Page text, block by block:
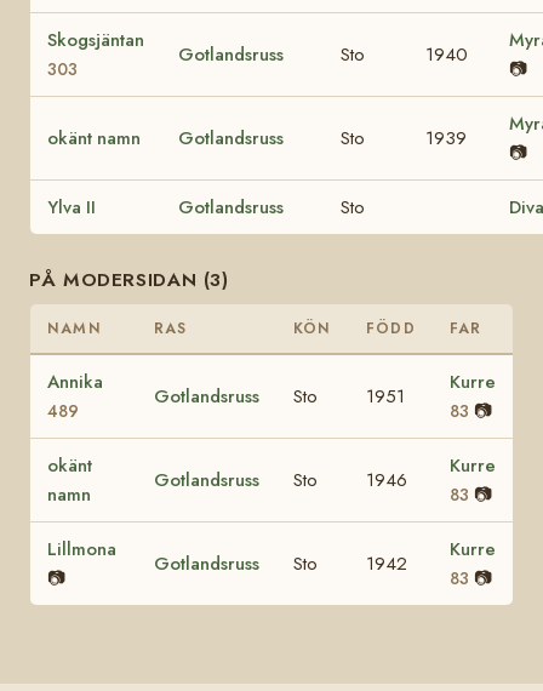
Skogsjäntan
303
Gotlandsruss Sto 1940
📷
okänt namn Gotlandsruss Sto 1939
📷
Ylva II Gotlandsruss Sto
PÅ MODERSIDAN (3)
NAMN RAS KÖN FÖDD FAR
Annika
489
Gotlandsruss Sto 1951
Kurre
83 📷
okänt
namn
Gotlandsruss Sto 1946
Kurre
83 📷
Lillmona
📷
Gotlandsruss Sto 1942
Kurre
83 📷